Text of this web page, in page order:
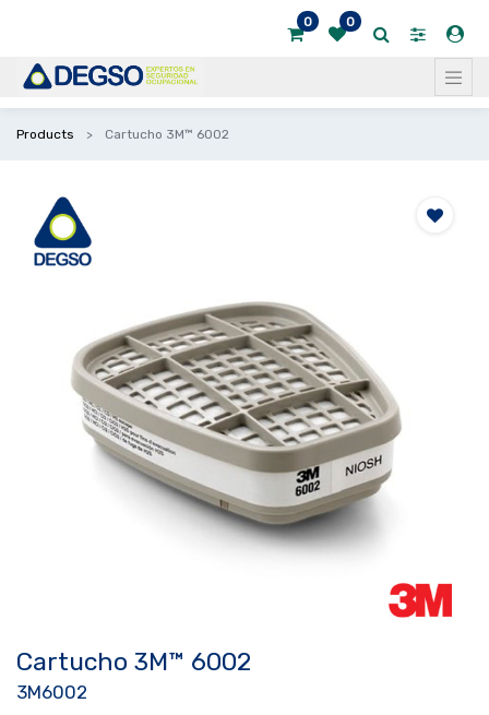
0 0
Products Cartucho 3M™ 6002
Cartucho 3M™ 6002
3M6002